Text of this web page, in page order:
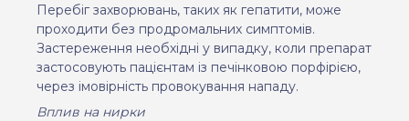
Перебіг захворювань, таких як гепатити, може
проходити без продромальних симптомів.
Застереження необхідні у випадку, коли препарат
застосовують пацієнтам із печінковою порфірією,
через імовірність провокування нападу.
Вплив на нирки